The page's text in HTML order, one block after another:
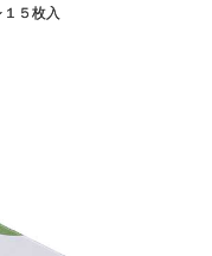
５枚入